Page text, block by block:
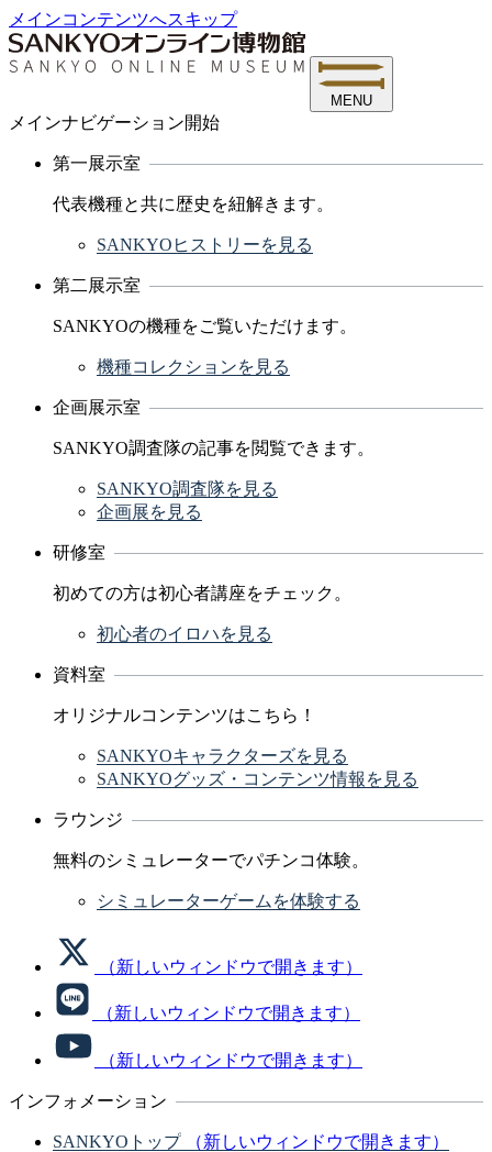
メインコンテンツへスキップ
MENU
メインナビゲーション開始
第一展示室
代表機種と共に歴史を紐解きます。
SANKYOヒストリーを見る
第二展示室
SANKYOの機種をご覧いただけます。
機種コレクションを見る
企画展示室
SANKYO調査隊の記事を閲覧できます。
SANKYO調査隊を見る
企画展を見る
研修室
初めての方は初心者講座をチェック。
初心者のイロハを見る
資料室
オリジナルコンテンツはこちら！
SANKYOキャラクターズを見る
SANKYOグッズ・コンテンツ情報を見る
ラウンジ
無料のシミュレーターでパチンコ体験。
シミュレーターゲームを体験する
（新しいウィンドウで開きます）
（新しいウィンドウで開きます）
（新しいウィンドウで開きます）
インフォメーション
SANKYOトップ
（新しいウィンドウで開きます）